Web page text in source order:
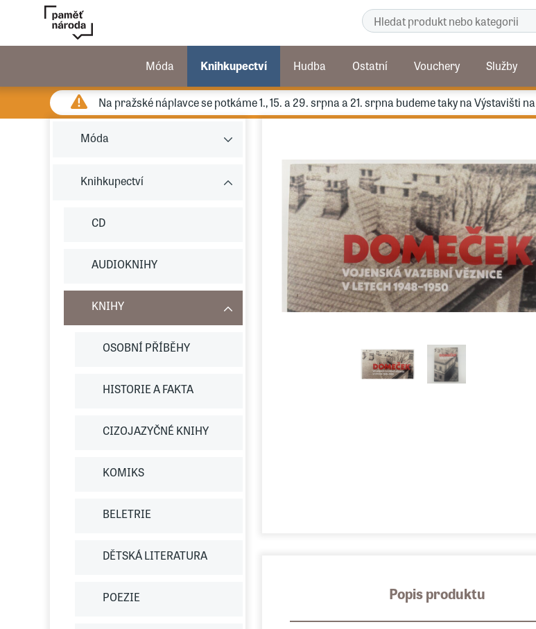
Na pražské náplavce se potkáme 1., 15. a 29. srpna a 21. srpna budeme taky na Výstavišti
Popis produktu
Móda
Knihkupectví
CD
AUDIOKNIHY
KNIHY
OSOBNÍ PŘÍBĚHY
HISTORIE A FAKTA
CIZOJAZYČNÉ KNIHY
KOMIKS
BELETRIE
DĚTSKÁ LITERATURA
POEZIE
Móda Knihkupectví Hudba Ostatní Vouchery Služby